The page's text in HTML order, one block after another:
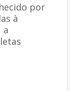
por
à
a